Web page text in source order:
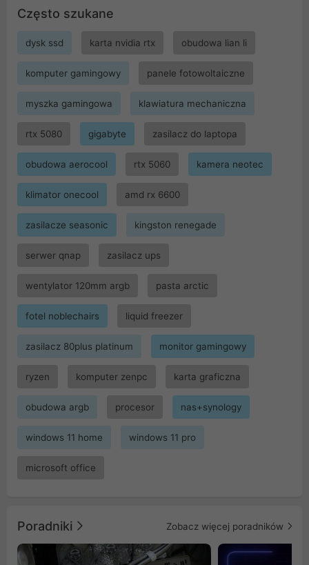
Często szukane
dysk ssd karta nvidia rtx obudowa lian li
komputer gamingowy panele fotowoltaiczne
myszka gamingowa klawiatura mechaniczna
rtx 5080 gigabyte zasilacz do laptopa
obudowa aerocool rtx 5060 kamera neotec
klimator onecool amd rx 6600
zasilacze seasonic kingston renegade
serwer qnap zasilacz ups
wentylator 120mm argb pasta arctic
fotel noblechairs liquid freezer
zasilacz 80plus platinum monitor gamingowy
ryzen komputer zenpc karta graficzna
obudowa argb procesor nas+synology
windows 11 home windows 11 pro
microsoft office
Poradniki Zobacz więcej poradników